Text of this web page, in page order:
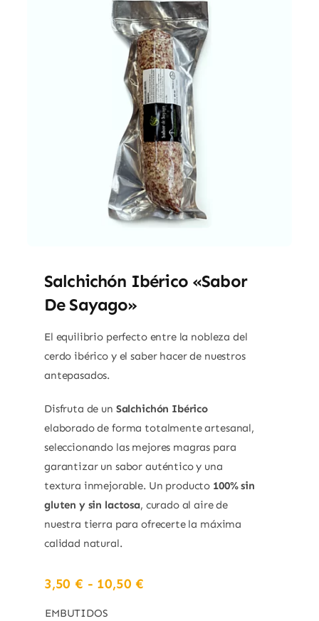
Salchichón Ibérico «Sabor
De Sayago»
El equilibrio perfecto entre la nobleza del
cerdo ibérico y el saber hacer de nuestros
antepasados.
Disfruta de un Salchichón Ibérico
elaborado de forma totalmente artesanal,
seleccionando las mejores magras para
garantizar un sabor auténtico y una
textura inmejorable. Un producto 100% sin
gluten y sin lactosa, curado al aire de
nuestra tierra para ofrecerte la máxima
calidad natural.
3,50€ - 10,50€Rango
EMBUTIDOS